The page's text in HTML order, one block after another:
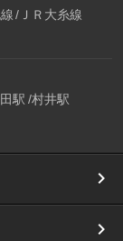
ＪＲ大糸線
駅 村井駅